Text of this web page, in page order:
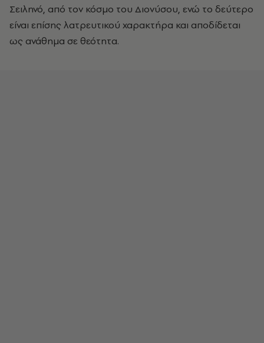
Σειληνό, από τον κόσμο του Διονύσου, ενώ το δεύτερο
είναι επίσης λατρευτικού χαρακτήρα και αποδίδεται
ως ανάθημα σε θεότητα.